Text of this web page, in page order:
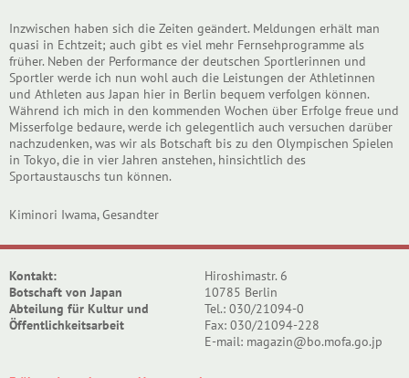
Inzwischen haben sich die Zeiten geändert. Meldungen erhält man
quasi in Echtzeit; auch gibt es viel mehr Fernsehprogramme als
früher. Neben der Performance der deutschen Sportlerinnen und
Sportler werde ich nun wohl auch die Leistungen der Athletinnen
und Athleten aus Japan hier in Berlin bequem verfolgen können.
Während ich mich in den kommenden Wochen über Erfolge freue und
Misserfolge bedaure, werde ich gelegentlich auch versuchen darüber
nachzudenken, was wir als Botschaft bis zu den Olympischen Spielen
in Tokyo, die in vier Jahren anstehen, hinsichtlich des
Sportaustauschs tun können.
Kiminori Iwama, Gesandter
Kontakt:
Botschaft von Japan
Abteilung für Kultur und
Öffentlichkeitsarbeit
Hiroshimastr. 6
10785 Berlin
Tel.: 030/21094-0
Fax: 030/21094-228
E-mail: magazin@bo.mofa.go.jp